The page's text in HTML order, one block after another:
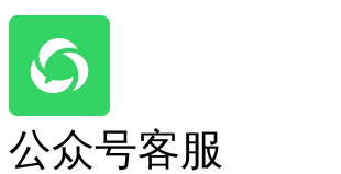
公众号客服